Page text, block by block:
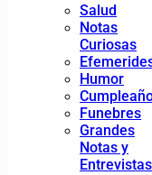
Salud
Notas
Curiosas
Humor
Funebres
Grandes
Notas y
Entrevistas